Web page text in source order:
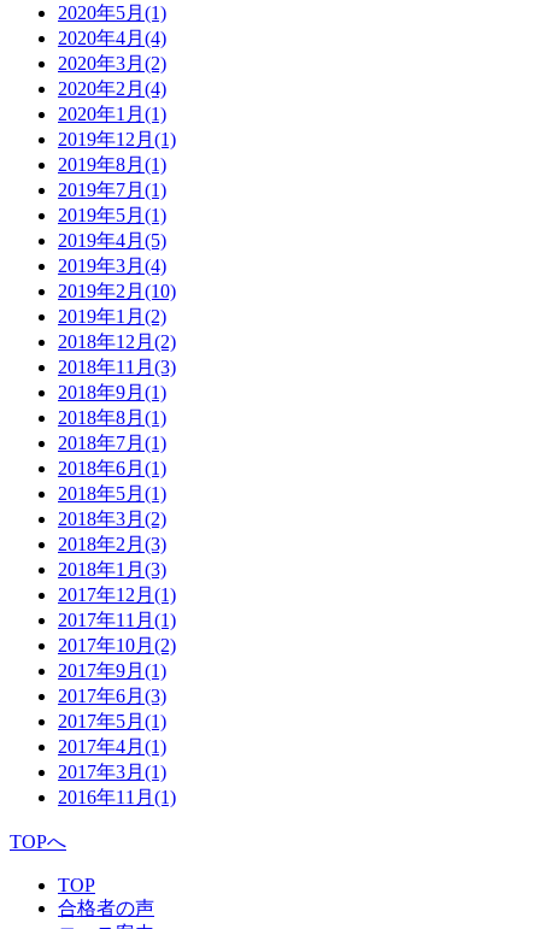
2020年5月 (1)
2020年4月 (4)
2020年3月 (2)
2020年2月 (4)
2020年1月 (1)
2019年12月 (1)
2019年8月 (1)
2019年7月 (1)
2019年5月 (1)
2019年4月 (5)
2019年3月 (4)
2019年2月 (10)
2019年1月 (2)
2018年12月 (2)
2018年11月 (3)
2018年9月 (1)
2018年8月 (1)
2018年7月 (1)
2018年6月 (1)
2018年5月 (1)
2018年3月 (2)
2018年2月 (3)
2018年1月 (3)
2017年12月 (1)
2017年11月 (1)
2017年10月 (2)
2017年9月 (1)
2017年6月 (3)
2017年5月 (1)
2017年4月 (1)
2017年3月 (1)
2016年11月 (1)
TOPへ
TOP
合格者の声